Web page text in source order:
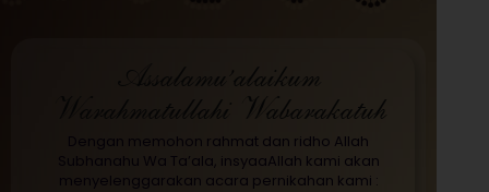
Assalamu’alaikum
Warahmatullahi Wabarakatuh
Dengan memohon rahmat dan ridho Allah
Subhanahu Wa Ta’ala, insyaaAllah kami akan
menyelenggarakan acara pernikahan kami :